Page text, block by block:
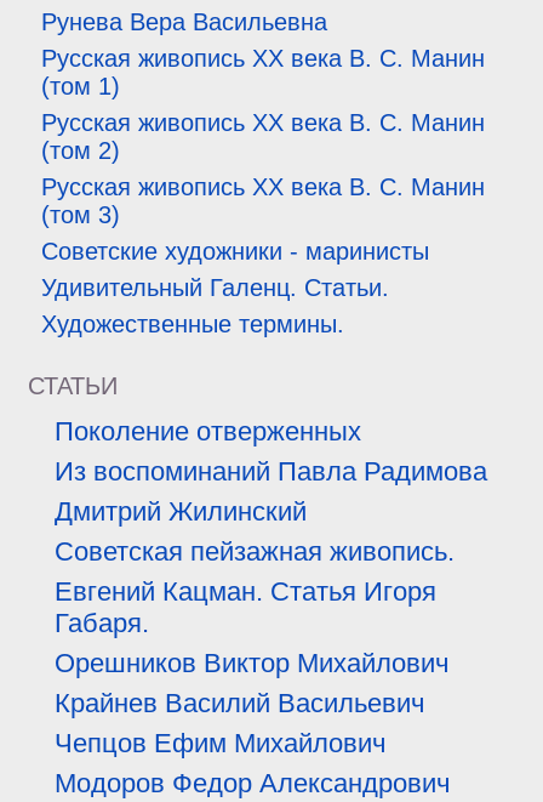
Рунева Вера Васильевна
Русская живопись XX века В. С. Манин
(том 1)
Русская живопись XX века В. С. Манин
(том 2)
Русская живопись XX века В. С. Манин
(том 3)
Советские художники - маринисты
Удивительный Галенц. Статьи.
Художественные термины.
СТАТЬИ
Поколение отверженных
Из воспоминаний Павла Радимова
Дмитрий Жилинский
Советская пейзажная живопись.
Евгений Кацман. Статья Игоря
Габаря.
Орешников Виктор Михайлович
Крайнев Василий Васильевич
Чепцов Ефим Михайлович
Модоров Федор Александрович